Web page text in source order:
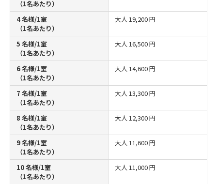
（1名あたり）
4 名様/1室
（1名あたり）
大人 19,200 円
5 名様/1室
（1名あたり）
大人 16,500 円
6 名様/1室
（1名あたり）
大人 14,600 円
7 名様/1室
（1名あたり）
大人 13,300 円
8 名様/1室
（1名あたり）
大人 12,300 円
9 名様/1室
（1名あたり）
大人 11,600 円
10 名様/1室
（1名あたり）
大人 11,000 円